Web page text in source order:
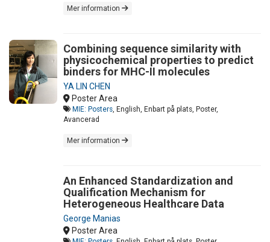
Mer information
Combining sequence similarity with
physicochemical properties to predict
binders for MHC-II molecules
YA LIN CHEN
Poster Area
MIE: Posters , English, Enbart på plats, Poster,
Avancerad
Mer information
An Enhanced Standardization and
Qualification Mechanism for
Heterogeneous Healthcare Data
George Manias
Poster Area